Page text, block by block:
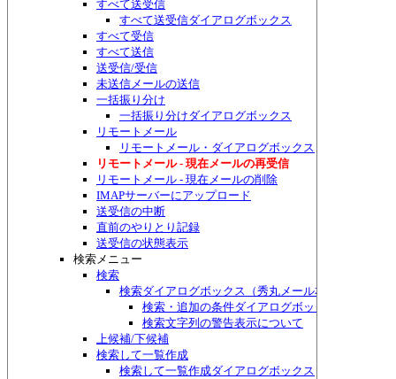
すべて送受信
すべて送受信ダイアログボックス
すべて受信
すべて送信
送受信/受信
未送信メールの送信
一括振り分け
一括振り分けダイアログボックス
リモートメール
リモートメール・ダイアログボックス
リモートメール - 現在メールの再受信
リモートメール - 現在メールの削除
IMAPサーバーにアップロード
送受信の中断
直前のやりとり記録
送受信の状態表示
検索メニュー
検索
検索ダイアログボックス（秀丸メール本体側）
検索・追加の条件ダイアログボックス
検索文字列の警告表示について
上候補/下候補
検索して一覧作成
検索して一覧作成ダイアログボックス